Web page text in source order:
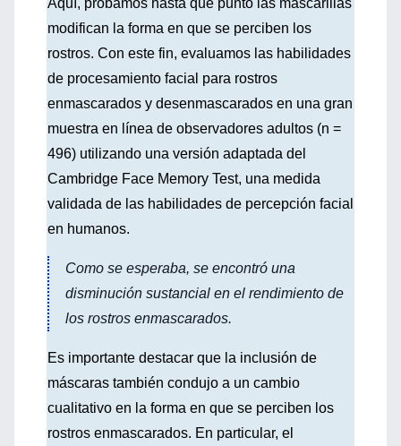
Aquí, probamos hasta qué punto las mascarillas
modifican la forma en que se perciben los
rostros. Con este fin, evaluamos las habilidades
de procesamiento facial para rostros
enmascarados y desenmascarados en una gran
muestra en línea de observadores adultos (n =
496) utilizando una versión adaptada del
Cambridge Face Memory Test, una medida
validada de las habilidades de percepción facial
en humanos.
Como se esperaba, se encontró una
disminución sustancial en el rendimiento de
los rostros enmascarados.
Es importante destacar que la inclusión de
máscaras también condujo a un cambio
cualitativo en la forma en que se perciben los
rostros enmascarados. En particular, el